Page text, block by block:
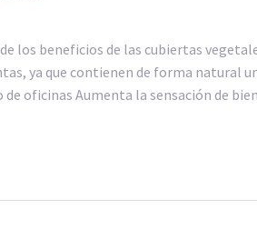
los beneficios de las cubiertas
ya que contienen de forma natural
de oficinas Aumenta la sensación de